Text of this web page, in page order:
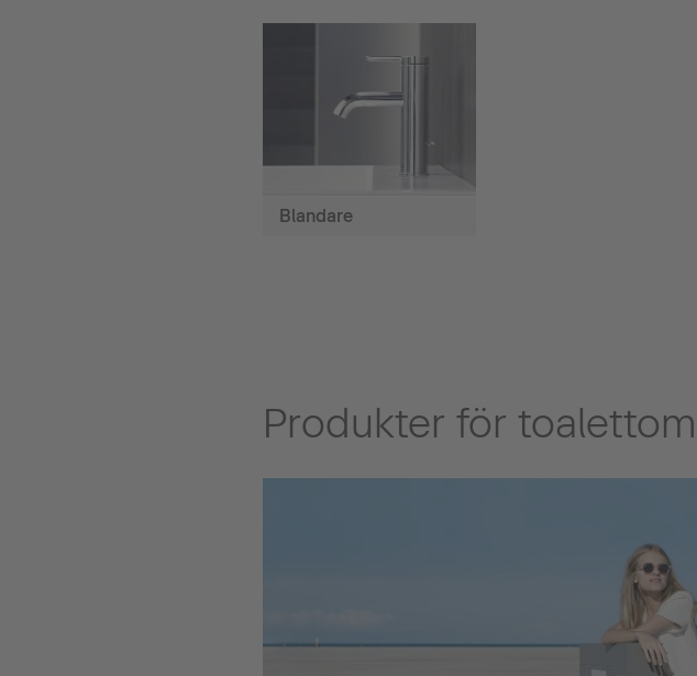
Blandare
Produkter för